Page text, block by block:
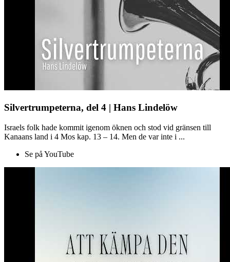
Silvertrumpeterna, del 4 | Hans Lindelöw
Israels folk hade kommit igenom öknen och stod vid gränsen till
Kanaans land i 4 Mos kap. 13 – 14. Men de var inte i ...
Se på YouTube